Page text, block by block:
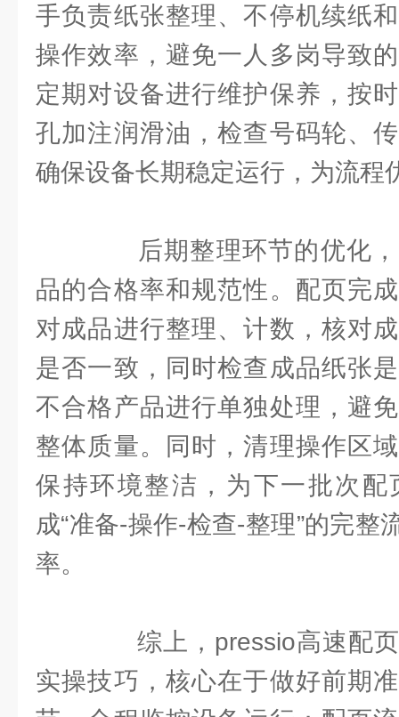
手负责纸张整理、不停机续纸
操作效率，避免一人多岗导致
定期对设备进行维护保养，按
孔加注润滑油，检查号码轮、
确保设备长期稳定运行，为流程
后期整理环节的优化，
品的合格率和规范性。配页完
对成品进行整理、计数，核对
是否一致，同时检查成品纸张
不合格产品进行单独处理，避
整体质量。同时，清理操作区
保持环境整洁，为下一批次配
成“准备-操作-检查-整理”的完整
率。
综上，pressio高速配页
实操技巧，核心在于做好前期